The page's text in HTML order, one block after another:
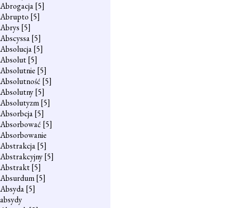
Abrogacja[5]
Abrupto [5]
Abrys [5]
Abscyssa[5]
Absolucja[5]
Absolut[5]
Absolutnie [5]
Absolutność [5]
Absolutny[5]
Absolutyzm[5]
Absorbcja[5]
Absorbować [5]
Absorbowanie
Abstrakcja[5]
Abstrakcyjny[5]
Abstrakt[5]
Absurdum[5]
Absyda[5]
absydy